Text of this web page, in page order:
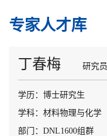
专家人才库
丁春梅 研究员
学历：博士研究生
学科：材料物理与化学
部门：DNL1600组群